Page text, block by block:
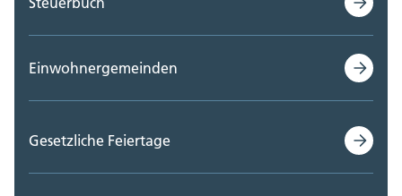
Einwohnergemeinden
Gesetzliche Feiertage